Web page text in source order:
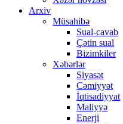
Arxiv
Müsahibə
Sual-cavab
Çətin sual
Bizimkiler
Xəbərlər
Siyasət
Cəmiyyət
İqtisadiyyat
Maliyyə
Enerji